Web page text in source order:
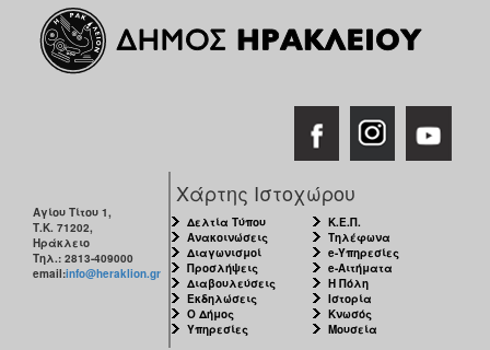
Αγίου Τίτου 1,
Τ.Κ. 71202,
Ηράκλειο
Τηλ.: 2813-409000
email:info@heraklion.gr
Χάρτης Ιστοχώρου
Δελτία Τύπου
Ανακοινώσεις
Διαγωνισμοί
Προσλήψεις
Διαβουλεύσεις
Εκδηλώσεις
Ο Δήμος
Υπηρεσίες
Κ.Ε.Π.
Τηλέφωνα
e-Υπηρεσίες
e-Αιτήματα
Η Πόλη
Ιστορία
Κνωσός
Μουσεία